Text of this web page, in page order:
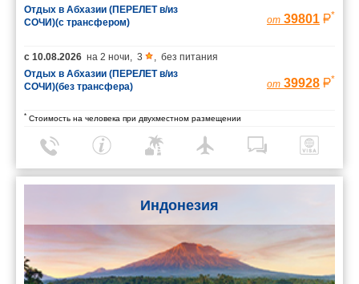
Отдых в Абхазии (ПЕРЕЛЕТ в/из
СОЧИ)(с трансфером)
от 39801 *
с 10.08.2026 на 2 ночи, 3 , без питания
Отдых в Абхазии (ПЕРЕЛЕТ в/из
СОЧИ)(без трансфера)
от 39928 *
* Стоимость на человека при двухместном размещении
Индонезия